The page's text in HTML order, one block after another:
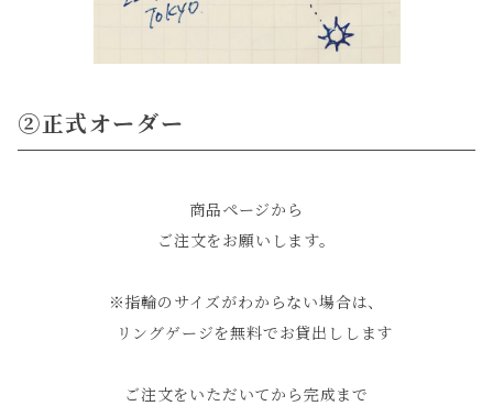
②正式オーダー
商品ページから
ご注文をお願いします。
※指輪のサイズがわからない場合は、
リングゲージを無料でお貸出しします
ご注文をいただいてから完成まで